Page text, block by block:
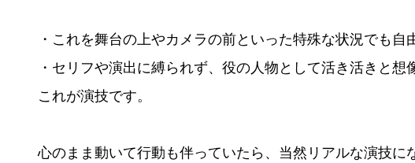
・これを舞台の上やカメラの前といった特殊な状況でも自
・セリフや演出に縛られず、役の人物として活き活きと想
これが演技です。
心のまま動いて行動も伴っていたら、当然リアルな演技に